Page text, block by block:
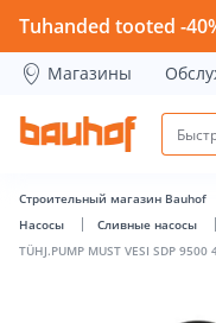
TÜHJ.PUMP MUST
Tuhanded tooted -
Магазины
Строительный магазин Bauhof
Насосы
Сливные насосы
TÜHJ.PUMP MUST VESI SDP